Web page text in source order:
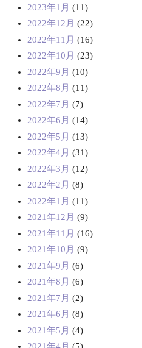
2023年1月 (11)
2022年12月 (22)
2022年11月 (16)
2022年10月 (23)
2022年9月 (10)
2022年8月 (11)
2022年7月 (7)
2022年6月 (14)
2022年5月 (13)
2022年4月 (31)
2022年3月 (12)
2022年2月 (8)
2022年1月 (11)
2021年12月 (9)
2021年11月 (16)
2021年10月 (9)
2021年9月 (6)
2021年8月 (6)
2021年7月 (2)
2021年6月 (8)
2021年5月 (4)